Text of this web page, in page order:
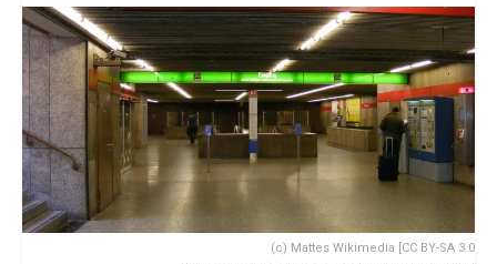
(c) Mattes Wikimedia [CC BY-SA 3.0